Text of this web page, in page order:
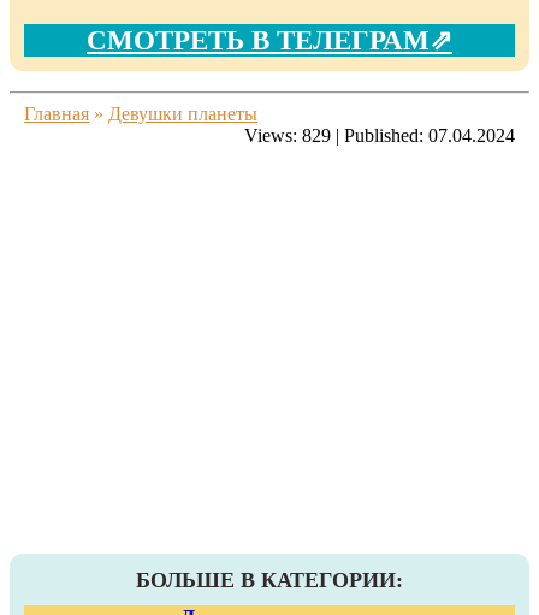
СМОТРЕТЬ В ТЕЛЕГРАМ⇗
Главная » Девушки планеты
Views: 829 | Published: 07.04.2024
БОЛЬШЕ В КАТЕГОРИИ: